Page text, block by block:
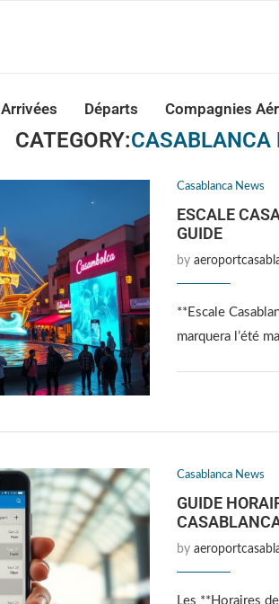
Arrivées Départs Compagnies
CATEGORY:CASABLANCA
Casablanca News
ESCALE
GUIDE
by
**Escale
marquera l’été
Casablanca News
GUIDE
by
Les **Horaires